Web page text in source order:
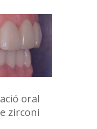
oral
zirconi